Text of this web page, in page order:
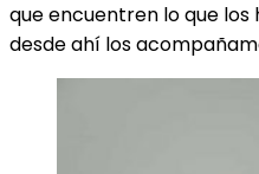
que encuentren lo que los
desde ahí los